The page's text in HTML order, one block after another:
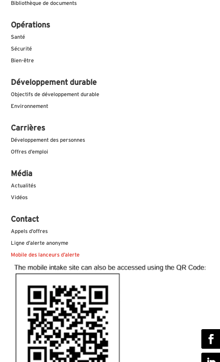
Bibliothèque de documents
Opérations
Santé
Sécurité
Bien-être
Développement durable
Objectifs de développement durable
Environnement
Carrières
Développement des personnes
Offres d’emploi
Média
Actualités
Vidéos
Contact
Appels d’offres
Ligne d’alerte anonyme
Mobile des lanceurs d’alerte